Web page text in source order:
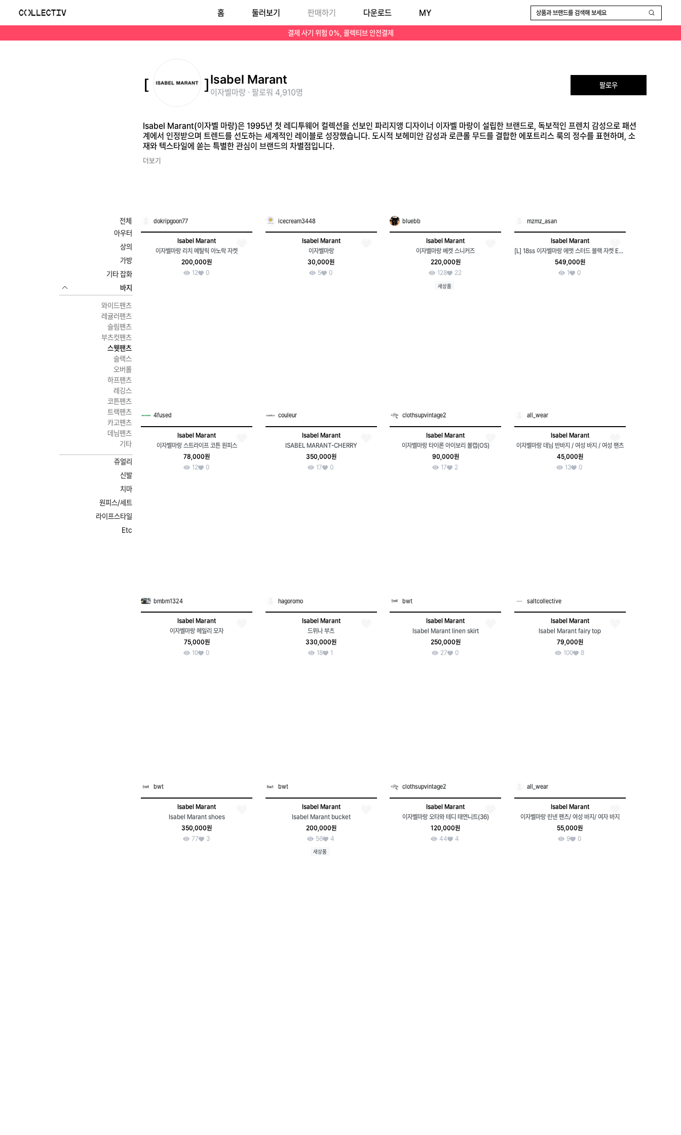
Isabel Marant(이자벨 마랑)은 1995년 첫 레디투웨어 컬렉션을 선보인 파리지앵 디자이너 이자벨 마랑이 설립한 브랜드로, 독보적인 프렌치 감성으로 패션계에서 인정받으며 트렌드를 선도하는 세계적인 레이블로 성장했습니다. 도시적 보헤미안 감성과 로큰롤 무드를 결합한 에포트리스 룩의 정수를 표현하며, 소재와 텍스타일에 쏟는 특별한 관심이 브랜드의 차별점입니다.
결제 사기 위험 0%, 콜렉티브 안전결제
홈 둘러보기 판매하기 다운로드 MY 상품과 브랜드를 검색해 보세요
Isabel Marant
이자벨마랑 · 팔로워 4,910명
팔로우
Isabel Marant(이자벨 마랑)은 1995년 첫 레디투웨어 컬렉션을 선보인 파리지앵 디자이너 이자벨 마랑이 설립한 브랜드로, 독보적인 프렌치 감성으로 패션
계에서 인정받으며 트렌드를 선도하는 세계적인 레이블로 성장했습니다. 도시적 보헤미안 감성과 로큰롤 무드를 결합한 에포트리스 룩의 정수를 표현하며, 소
재와 텍스타일에 쏟는 특별한 관심이 브랜드의 차별점입니다.
더보기
전체
아우터
상의
가방
기타 잡화
바지
와이드팬츠
레귤러팬츠
슬림팬츠
부츠컷팬츠
스웻팬츠
슬랙스
오버롤
하프팬츠
레깅스
코튼팬츠
트랙팬츠
카고팬츠
데님팬츠
기타
쥬얼리
신발
치마
원피스/세트
라이프스타일
Etc
dokripgoon77
Isabel Marant
이자벨마랑 리치 메탈릭 아노락 자켓
200,000원
12
0
icecream3448
Isabel Marant
이자벨마랑
30,000원
5
0
bluebb
Isabel Marant
이자벨마랑 베켓 스니커즈
220,000원
128
22
새상품
mzmz_asan
Isabel Marant
[L] 18ss 이자벨마랑 에멧 스터드 블랙 자켓 E632
549,000원
1
0
4fused
Isabel Marant
이자벨마랑 스트라이프 코튼 원피스
78,000원
12
0
couleur
Isabel Marant
ISABEL MARANT-CHERRY
350,000원
17
0
clothsupvintage2
Isabel Marant
이자벨마랑 타이론 아이보리 볼캡(OS)
90,000원
17
2
all_wear
Isabel Marant
이자벨마랑 데님 반바지 / 여성 바지 / 여성 팬츠
45,000원
13
0
bmbm1324
Isabel Marant
이자벨마랑 헤일리 모자
75,000원
10
0
hagoromo
Isabel Marant
드위나 부츠
330,000원
18
1
bwt
Isabel Marant
Isabel Marant linen skirt
250,000원
27
0
saltcollective
Isabel Marant
Isabel Marant fairy top
79,000원
100
8
bwt
Isabel Marant
Isabel Marant shoes
350,000원
77
3
bwt
Isabel Marant
Isabel Marant bucket
200,000원
56
4
새상품
clothsupvintage2
Isabel Marant
이자벨마랑 오타와 테디 태연니트(36)
120,000원
44
4
all_wear
Isabel Marant
이자벨마랑 린넨 팬츠/ 여성 바지/ 여자 바지
55,000원
9
0